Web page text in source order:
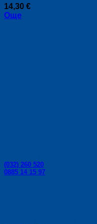
may
be
14,30 €
Още
(032) 260 520
0885 14 15 97